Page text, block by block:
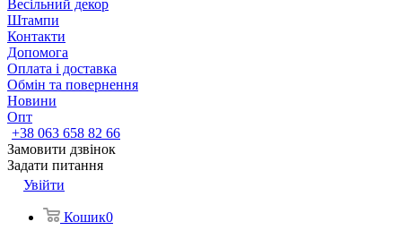
Весільний декор
Штампи
Контакти
Допомога
Оплата і доставка
Обмін та повернення
Новини
Опт
+38 063 658 82 66
Замовити дзвінок
Задати питання
Увійти
Кошик0